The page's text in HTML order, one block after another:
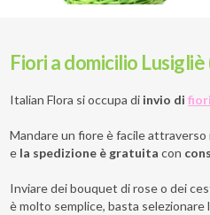
Fiori a domicilio
Italian Flora si occupa di invio di
Mandare un fiore è facile
e la spedizione è gratuita con
Inviare dei bouquet di rose o dei
è molto semplice, basta